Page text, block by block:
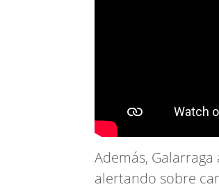
Además,
alertando sobre